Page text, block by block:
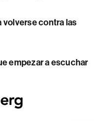
volverse contra las
empezar a escuchar